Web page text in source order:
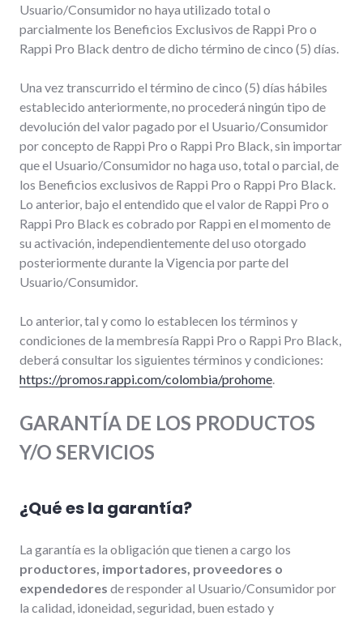
Usuario/Consumidor no haya utilizado total o
parcialmente los Beneficios Exclusivos de Rappi Pro o
Rappi Pro Black dentro de dicho término de cinco (5) días.
Una vez transcurrido el término de cinco (5) días hábiles
establecido anteriormente, no procederá ningún tipo de
devolución del valor pagado por el Usuario/Consumidor
por concepto de Rappi Pro o Rappi Pro Black, sin importar
que el Usuario/Consumidor no haga uso, total o parcial, de
los Beneficios exclusivos de Rappi Pro o Rappi Pro Black.
Lo anterior, bajo el entendido que el valor de Rappi Pro o
Rappi Pro Black es cobrado por Rappi en el momento de
su activación, independientemente del uso otorgado
posteriormente durante la Vigencia por parte del
Usuario/Consumidor.
Lo anterior, tal y como lo establecen los términos y
condiciones de la membresía Rappi Pro o Rappi Pro Black,
deberá consultar los siguientes términos y condiciones:
https://promos.rappi.com/colombia/prohome
GARANTÍA DE LOS PRODUCTOS
Y/O SERVICIOS
¿Qué es la garantía?
La garantía es la obligación que tienen a cargo los
productores, importadores, proveedores o
expendedores de responder al Usuario/Consumidor por
la calidad, idoneidad, seguridad, buen estado y